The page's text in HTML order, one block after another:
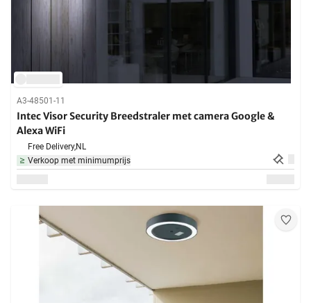
A3-48501-11
Intec Visor Security Breedstraler met camera Google &
Alexa WiFi
Free Delivery,NL
Verkoop met minimumprijs